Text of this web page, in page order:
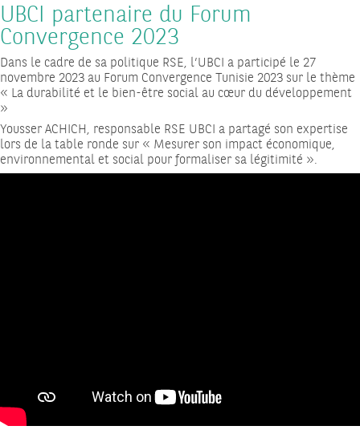
UBCI partenaire du Forum
Convergence 2023
Dans le cadre de sa politique RSE, l’UBCI a participé le 27
novembre 2023 au Forum Convergence Tunisie 2023 sur le thème
« La durabilité et le bien-être social au cœur du développement
»
Yousser ACHICH, responsable RSE UBCI a partagé son expertise
lors de la table ronde sur « Mesurer son impact économique,
environnemental et social pour formaliser sa légitimité ».